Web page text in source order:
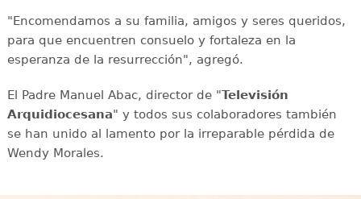
"Encomendamos a su familia, amigos y seres queridos,
para que encuentren consuelo y fortaleza en la
esperanza de la resurrección", agregó.
El Padre Manuel Abac, director de "Televisión
Arquidiocesana" y todos sus colaboradores también
se han unido al lamento por la irreparable pérdida de
Wendy Morales.